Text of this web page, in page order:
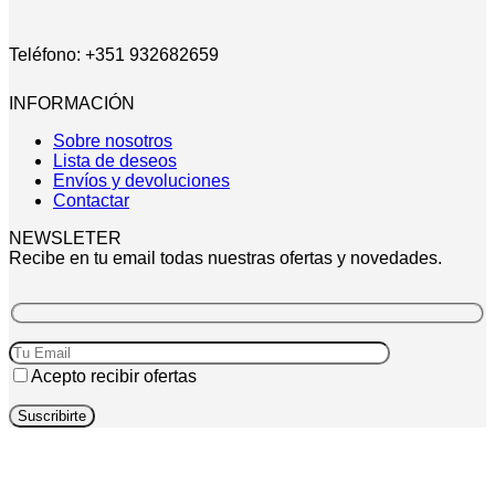
Teléfono: +351 932682659
INFORMACIÓN
Sobre nosotros
Lista de deseos
Envíos y devoluciones
Contactar
NEWSLETER
Recibe en tu email todas nuestras ofertas y novedades.
Acepto recibir ofertas